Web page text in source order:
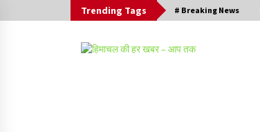
Trending Tags # Breaking News